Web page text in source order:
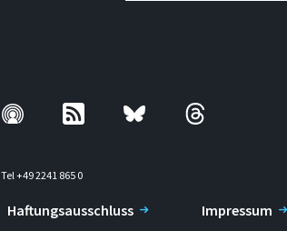
Tel +49 2241 865 0
Haftungsausschluss Impressum